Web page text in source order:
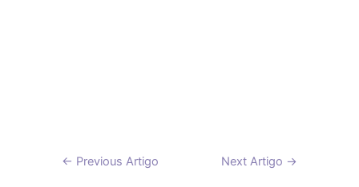
Navegação
← Previous Artigo Next Artigo →